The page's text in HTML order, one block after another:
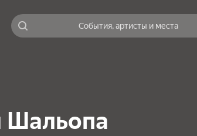
События, артисты и места
Шальопа